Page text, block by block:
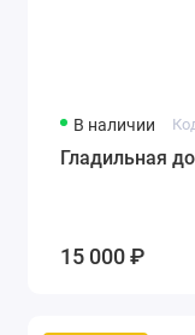
В наличии
Гладильная
15 000 ₽